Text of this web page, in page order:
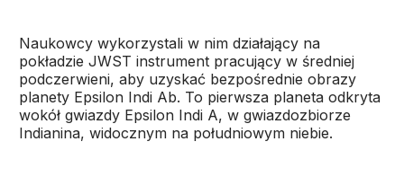
Naukowcy wykorzystali w nim działający na
pokładzie JWST instrument pracujący w średniej
podczerwieni, aby uzyskać bezpośrednie obrazy
planety Epsilon Indi Ab. To pierwsza planeta odkryta
wokół gwiazdy Epsilon Indi A, w gwiazdozbiorze
Indianina, widocznym na południowym niebie.